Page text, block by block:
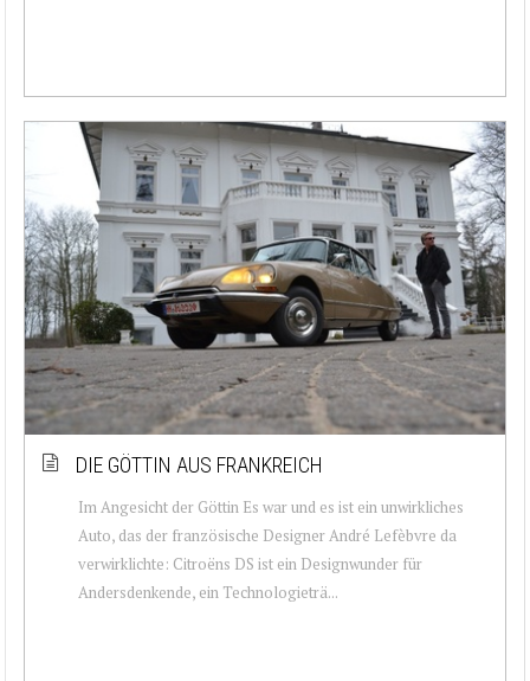
DIE GÖTTIN AUS FRANKREICH
Im Angesicht der Göttin Es war und es ist ein unwirkliches
Auto, das der französische Designer André Lefèbvre da
verwirklichte: Citroëns DS ist ein Designwunder für
Andersdenkende, ein Technologieträ...